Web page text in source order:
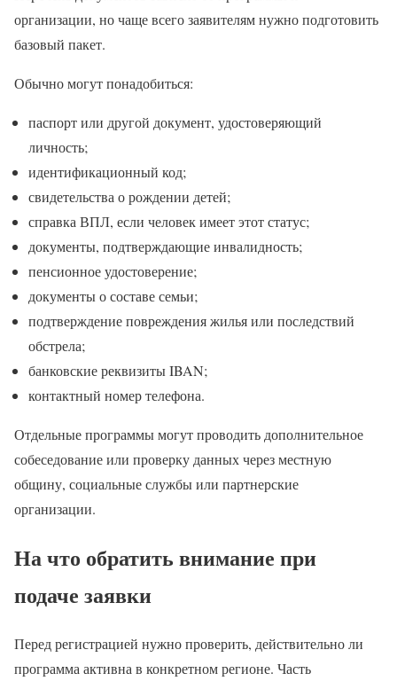
организации, но чаще всего заявителям нужно подготовить
базовый пакет.
Обычно могут понадобиться:
паспорт или другой документ, удостоверяющий
личность;
идентификационный код;
свидетельства о рождении детей;
справка ВПЛ, если человек имеет этот статус;
документы, подтверждающие инвалидность;
пенсионное удостоверение;
документы о составе семьи;
подтверждение повреждения жилья или последствий
обстрела;
банковские реквизиты IBAN;
контактный номер телефона.
Отдельные программы могут проводить дополнительное
собеседование или проверку данных через местную
общину, социальные службы или партнерские
организации.
На что обратить внимание при
подаче заявки
Перед регистрацией нужно проверить, действительно ли
программа активна в конкретном регионе. Часть